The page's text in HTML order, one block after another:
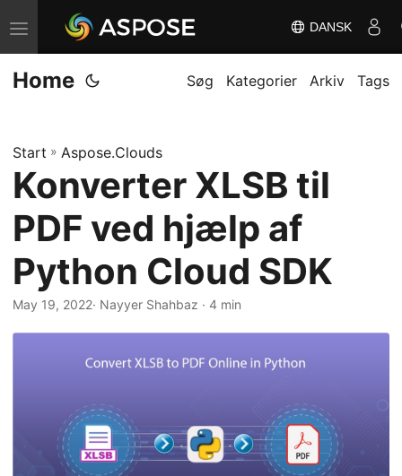
S
k
i
n
a
i
g
a
t
i
DANSK
Home Søg Kategorier Arkiv Tags
Start » Aspose.Clouds
Konverter XLSB til
PDF ved hjælp af
Python Cloud SDK
May 19, 2022· Nayyer Shahbaz · 4 min